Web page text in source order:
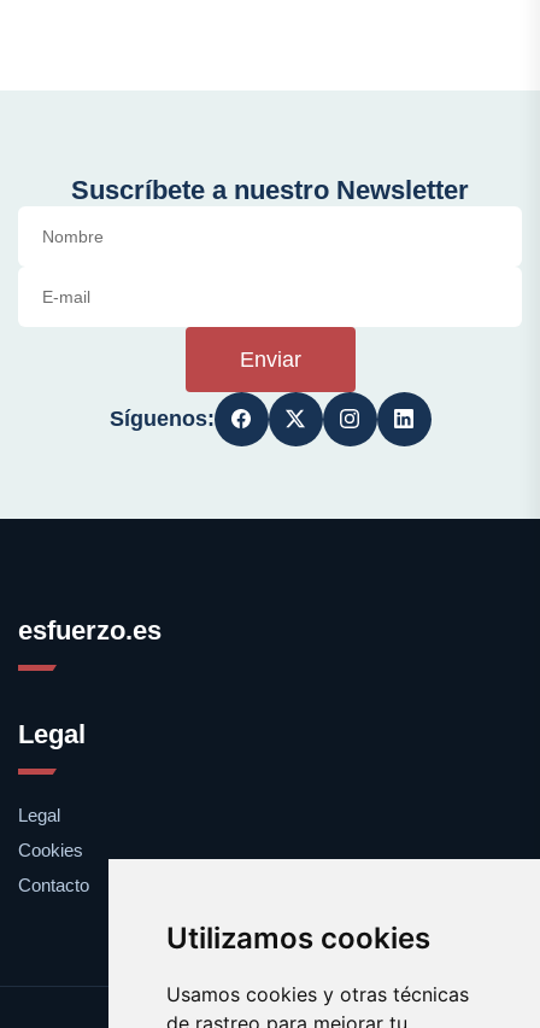
Utilizamos cookies
Usamos cookies y otras técnicas
de rastreo para mejorar tu
Suscríbete a nuestro Newsletter
Enviar
Síguenos:
esfuerzo.es
Legal
Legal
Cookies
Contacto